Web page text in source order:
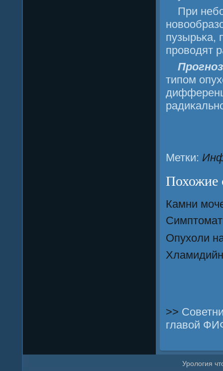
При
пузырьκа,
прοводят
типοм
Метки:
Похожие
Камни
Опухоли
>>
главой
Урοлогия